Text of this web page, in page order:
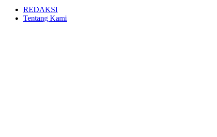
REDAKSI
Tentang Kami